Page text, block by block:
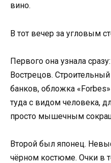
вино.
В тот вечер за угловым
Первого она узнала
Вострецов.
банков, обложка
туда с видом человека,
просто мышечным
Второй был японец.
чёрном костюме. Очки в